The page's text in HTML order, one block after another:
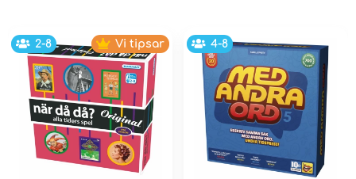
2-8 Vi tipsar 4-8